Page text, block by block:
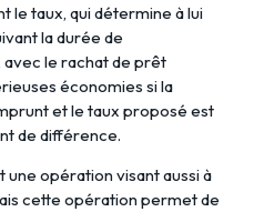
taux, qui détermine à lui
la durée de
le rachat de prêt
économies si la
et le taux proposé est
de différence.
opération visant aussi à
cette opération permet de